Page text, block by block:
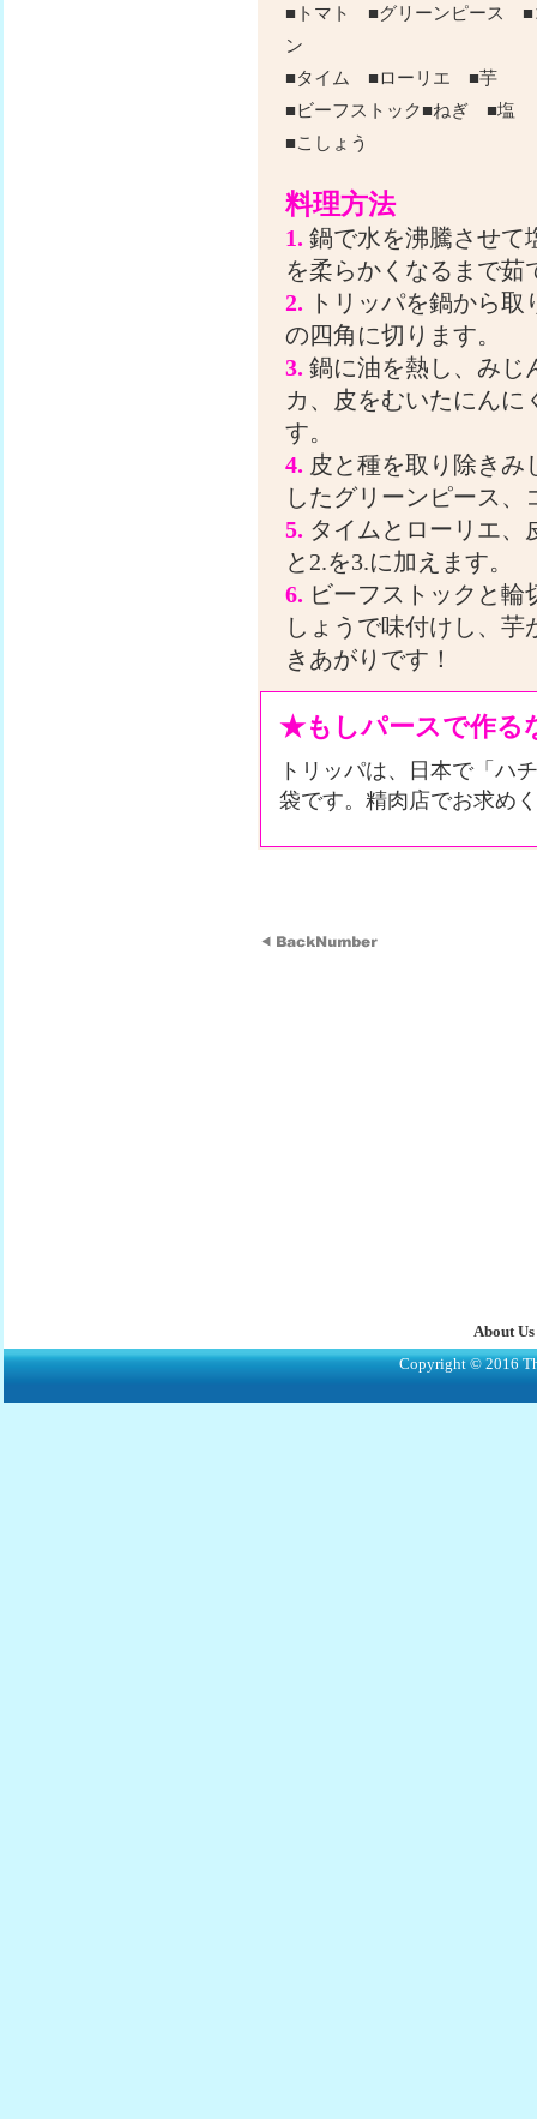
■トマト ■グリーンピース ■
ン
■タイム ■ローリエ ■芋
■ビーフストック■ねぎ ■塩
■こしょう
料理方法
1. 鍋で水を沸騰させて
を柔らかくなるまで
2. トリッパを鍋から
の四角に切ります。
3. 鍋に油を熱し、みじ
カ、皮をむいたにんに
す。
4. 皮と種を取り除きみ
したグリーンピース、
5. タイムとローリエ、
と2.を3.に加えます。
6. ビーフストックと輪
しょうで味付けし、
きあがりです！
★もしパースで作る
トリッパは、日本で「ハ
袋です。精肉店でお求め
About Us
Copyright © 2016